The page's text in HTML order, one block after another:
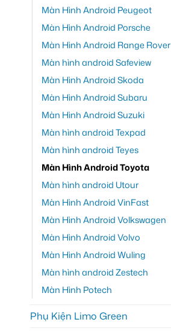
Màn Hình Android Peugeot
Màn Hình Android Porsche
Màn Hình Android Range Rover
Màn hình android Safeview
Màn Hình Android Skoda
Màn Hình Android Subaru
Màn Hình Android Suzuki
Màn hình android Texpad
Màn hình android Teyes
Màn Hình Android Toyota
Màn hình android Utour
Màn Hình Android VinFast
Màn Hình Android Volkswagen
Màn Hình Android Volvo
Màn Hình Android Wuling
Màn hình android Zestech
Màn Hình Potech
Phụ Kiện Limo Green